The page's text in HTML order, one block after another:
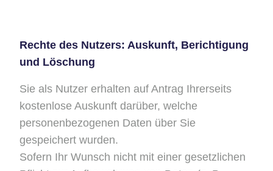
Rechte des Nutzers: Auskunft, Berichtigung
und Löschung
Sie als Nutzer erhalten auf Antrag Ihrerseits
kostenlose Auskunft darüber, welche
personenbezogenen Daten über Sie
gespeichert wurden.
Sofern Ihr Wunsch nicht mit einer gesetzlichen